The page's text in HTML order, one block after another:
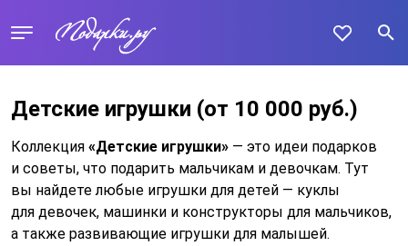
Детские игрушки (от 10 000 руб.)
Коллекция «Детские игрушки» — это идеи подарков
и советы, что подарить мальчикам и девочкам. Тут
вы найдете любые игрушки для детей — куклы
для девочек, машинки и конструкторы для мальчиков,
а также развивающие игрушки для малышей.